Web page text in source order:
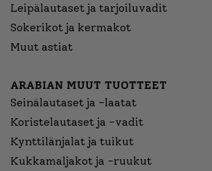
Leipälautaset ja tarjoiluvadit
Sokerikot ja kermakot
Muut astiat
ARABIAN MUUT TUOTTEET
Seinälautaset ja -laatat
Koristelautaset ja -vadit
Kynttilänjalat ja tuikut
Kukkamaljakot ja -ruukut